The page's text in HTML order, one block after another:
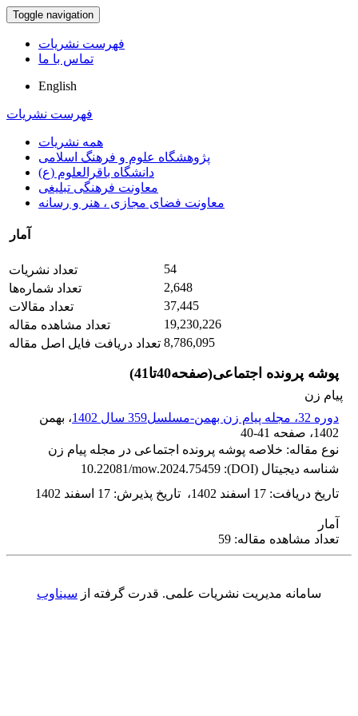
Toggle navigation
فهرست نشریات
تماس با ما
English
فهرست نشریات
همه نشریات
پژوهشگاه علوم و فرهنگ اسلامی
دانشگاه باقرالعلوم (ع)
معاونت فرهنگی تبلیغی
معاونت فضای مجازی ، هنر و رسانه
آمار
تعداد نشریات
54
تعداد شماره‌ها
2,648
تعداد مقالات
37,445
تعداد مشاهده مقاله
19,230,226
تعداد دریافت فایل اصل مقاله 8,786,095
پوشه پرونده اجتماعی(صفحه40تا41)
پیام زن
دوره 32، مجله پیام زن بهمن-مسلسل359 سال 1402
، بهمن
1402، صفحه 40-41
نوع مقاله: خلاصه پوشه پرونده اجتماعی در مجله پیام زن
شناسه دیجیتال (DOI):
10.22081/mow.2024.75459
تاریخ دریافت: 17 اسفند 1402 ، تاریخ پذیرش: 17 اسفند 1402
آمار
تعداد مشاهده مقاله: 59
سامانه مدیریت نشریات علمی. قدرت گرفته از سیناوب